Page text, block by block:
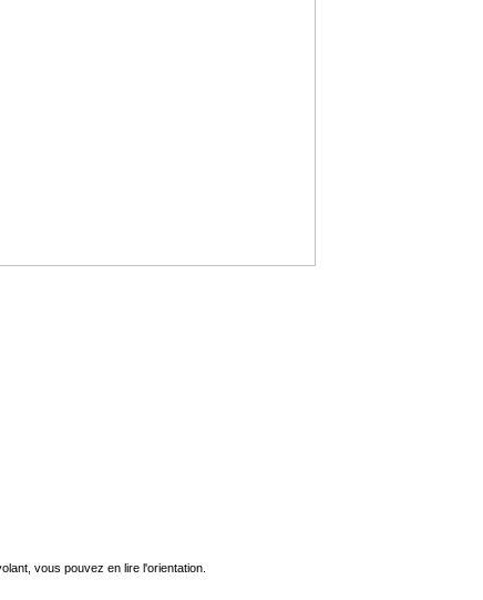
vous pouvez en lire l'orientation.